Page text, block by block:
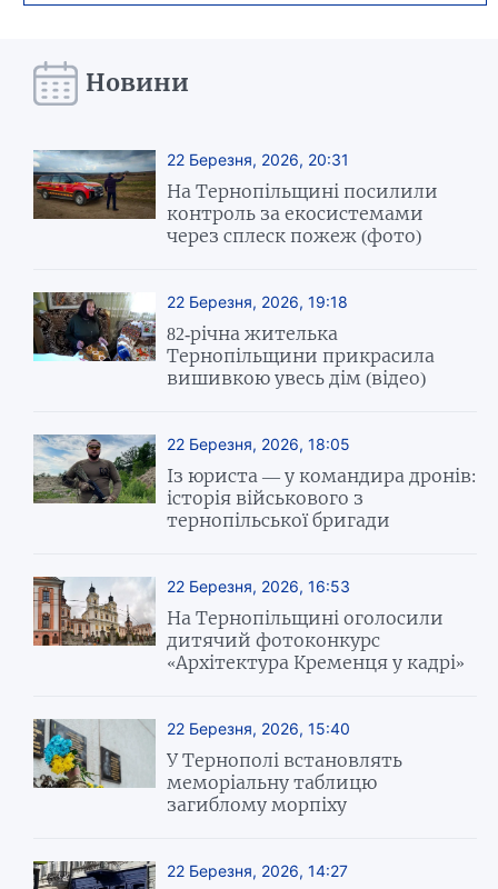
Новини
22 Березня, 2026, 20:31
На Тернопільщині посилили
контроль за екосистемами
через сплеск пожеж (фото)
22 Березня, 2026, 19:18
82-річна жителька
Тернопільщини прикрасила
вишивкою увесь дім (відео)
22 Березня, 2026, 18:05
Із юриста — у командира дронів:
історія військового з
тернопільської бригади
22 Березня, 2026, 16:53
На Тернопільщині оголосили
дитячий фотоконкурс
«Архітектура Кременця у кадрі»
22 Березня, 2026, 15:40
У Тернополі встановлять
меморіальну таблицю
загиблому морпіху
22 Березня, 2026, 14:27